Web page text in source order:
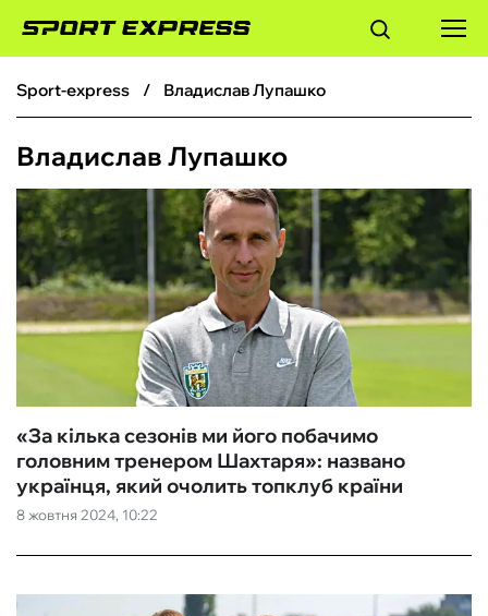
ФУТБОЛ
БАСКЕТБОЛ
БОКС
ХОКЕЙ
ТЕНІС
КІБЕРСПОРТ
ЧС-2026
ІНШІ
sport-express Владислав Лупашко
Владислав Лупашко
8 жовтня 2024, 10:22
«За кілька сезонів ми його побачимо
головним тренером Шахтаря»: названо
українця, який очолить топклуб країни